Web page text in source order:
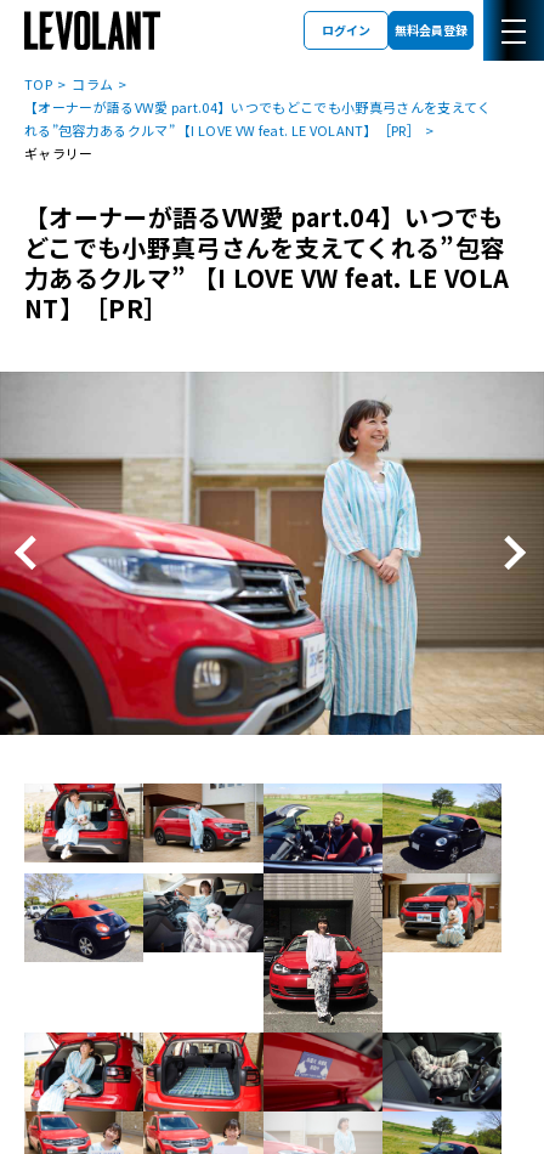
ログイン 無料会員登録
TOP
コラム
【オーナーが語るVW愛 part.04】いつでもどこでも小野真弓さんを支えてく
れる”包容力あるクルマ” 【I LOVE VW feat. LE VOLANT】［PR］
ギャラリー
【オーナーが語るVW愛 part.04】いつでも
どこでも小野真弓さんを支えてくれる”包容
力あるクルマ” 【I LOVE VW feat. LE VOLA
NT】［PR］